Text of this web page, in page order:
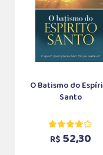
O Batismo do
Santo
R$ 52,30